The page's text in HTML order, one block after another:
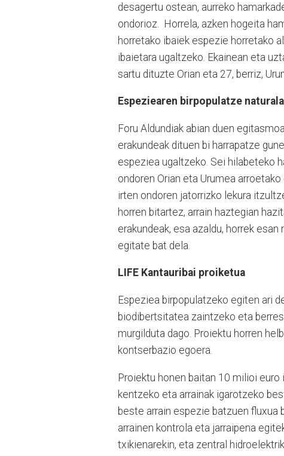
desagertu ostean, aurreko
ondorioz. Horrela, azken hogeita
horretako ibaiek espezie horretako
ibaietara ugaltzeko. Ekainean eta
sartu dituzte Orian eta 27, berriz,
Espeziearen birpopulatze naturala
Foru Aldundiak abian duen
erakundeak dituen bi harrapatze
espeziea ugaltzeko. Sei hilabeteko
ondoren Orian eta Urumea
irten ondoren jatorrizko lekura
horren bitartez, arrain haztegian
erakundeak, esa azaldu, horrek
egitate bat dela.
LIFE Kantauribai proiketua
Espeziea birpopulatzeko egiten ari
biodibertsitatea zaintzeko eta
murgilduta dago. Proiektu horren
kontserbazio egoera.
Proiektu honen baitan 10 milioi
kentzeko eta arrainak igarotzeko
beste arrain espezie batzuen fluxua
arrainen kontrola eta jarraipena
txikienarekin, eta zentral